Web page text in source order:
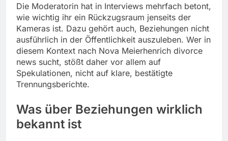
Die Moderatorin hat in Interviews mehrfach betont,
wie wichtig ihr ein Rückzugsraum jenseits der
Kameras ist. Dazu gehört auch, Beziehungen nicht
ausführlich in der Öffentlichkeit auszuleben. Wer in
diesem Kontext nach Nova Meierhenrich divorce
news sucht, stößt daher vor allem auf
Spekulationen, nicht auf klare, bestätigte
Trennungsberichte.
Was über Beziehungen wirklich
bekannt ist